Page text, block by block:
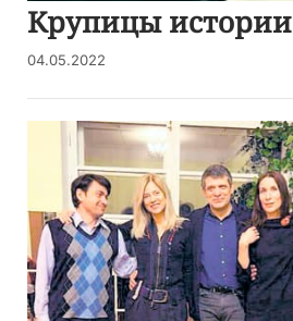
Крупицы истории
04.05.2022